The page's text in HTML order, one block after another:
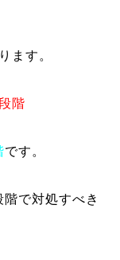
ます。
階
です。
で対処すべき